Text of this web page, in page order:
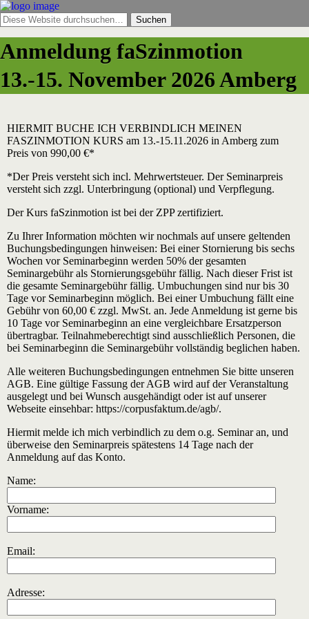
Anmeldung faSzinmotion
13.-15. November 2026 Amberg
HIERMIT BUCHE ICH VERBINDLICH MEINEN
FASZINMOTION KURS am 13.-15.11.2026 in Amberg zum
Preis von 990,00 €*
*Der Preis versteht sich incl. Mehrwertsteuer. Der Seminarpreis
versteht sich zzgl. Unterbringung (optional) und Verpflegung.
Der Kurs faSzinmotion ist bei der ZPP zertifiziert.
Zu Ihrer Information möchten wir nochmals auf unsere geltenden
Buchungsbedingungen hinweisen: Bei einer Stornierung bis sechs
Wochen vor Seminarbeginn werden 50% der gesamten
Seminargebühr als Stornierungsgebühr fällig. Nach dieser Frist ist
die gesamte Seminargebühr fällig. Umbuchungen sind nur bis 30
Tage vor Seminarbeginn möglich. Bei einer Umbuchung fällt eine
Gebühr von 60,00 € zzgl. MwSt. an. Jede Anmeldung ist gerne bis
10 Tage vor Seminarbeginn an eine vergleichbare Ersatzperson
übertragbar. Teilnahmeberechtigt sind ausschließlich Personen, die
bei Seminarbeginn die Seminargebühr vollständig beglichen haben.
Alle weiteren Buchungsbedingungen entnehmen Sie bitte unseren
AGB. Eine gültige Fassung der AGB wird auf der Veranstaltung
ausgelegt und bei Wunsch ausgehändigt oder ist auf unserer
Webseite einsehbar: https://corpusfaktum.de/agb/.
Hiermit melde ich mich verbindlich zu dem o.g. Seminar an, und
überweise den Seminarpreis spätestens 14 Tage nach der
Anmeldung auf das Konto.
Name:
Vorname:
Email:
Adresse: